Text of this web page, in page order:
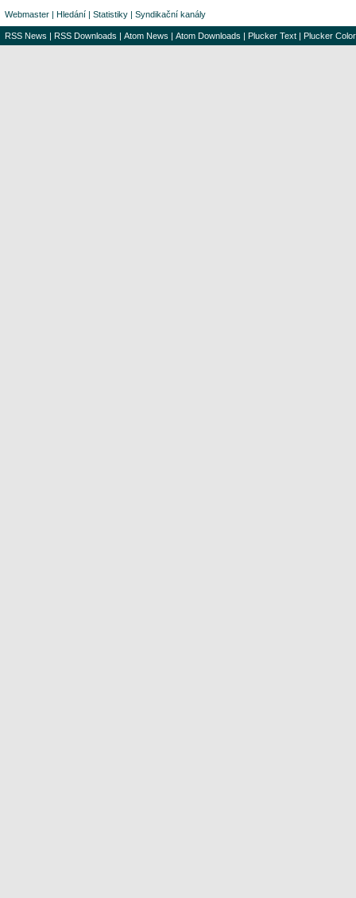
Webmaster | Hledání | Statistiky | Syndikační kanály
RSS News | RSS Downloads | Atom News | Atom Downloads | Plucker Text | Plucker Color